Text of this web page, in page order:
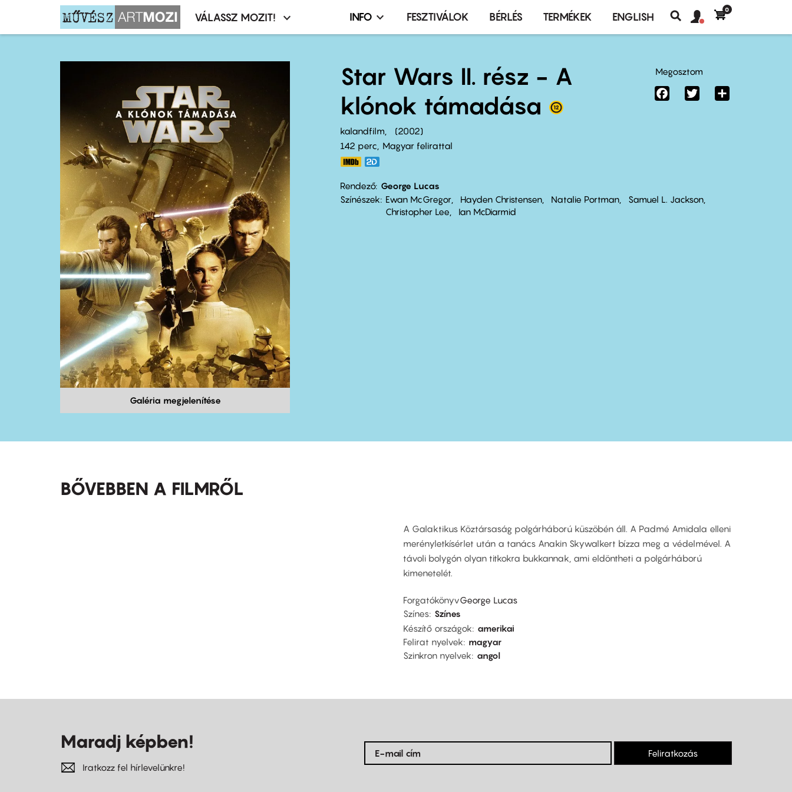
Moziválasztó
VÁLASSZ MOZIT!
Infó,
terembérlés
menü
INFO FESZTIVÁLOK BÉRLÉS TERMÉKEK ENGLISH
Keresés
fiók
Felhasználói
0
Galéria megjelenítése
Star Wars II. rész - A
klónok támadása
kalandfilm
2002
142 perc,
Magyar felirattal
Rendező George Lucas
Színészek
Ewan McGregor Hayden Christensen Natalie Portman
Samuel L. Jackson
Christopher Lee
Ian McDiarmid
Megosztom
FacebookTwitter
BŐVEBBEN A FILMRŐL
A Galaktikus Köztársaság polgárháború küszöbén áll. A Padmé Amidala elleni
merényletkísérlet után a tanács Anakin Skywalkert bízza meg a védelmével. A
távoli bolygón olyan titkokra bukkannak, ami eldöntheti a polgárháború
kimenetelét.
ForgatókönyvGeorge Lucas
Színes Színes
Készítő országok
amerikai
Felirat nyelvek
magyar
Szinkron nyelvek
angol
Maradj képben!
Iratkozz fel hírlevelünkre!
Feliratkozás